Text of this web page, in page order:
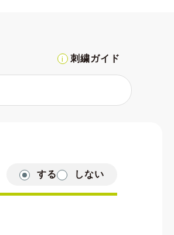
刺繍ガイド
する しない